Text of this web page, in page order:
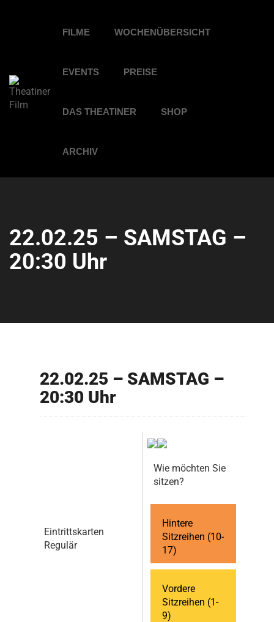
FILME WOCHENÜBERSICHT
EVENTS PREISE
DAS THEATINER SHOP
ARCHIV
22.02.25 – SAMSTAG –
20:30 Uhr
22.02.25 – SAMSTAG –
20:30 Uhr
Eintrittskarten
Regulär
Wie möchten Sie
sitzen?
Hintere
Sitzreihen (10-
17)
Vordere
Sitzreihen (1-
9)